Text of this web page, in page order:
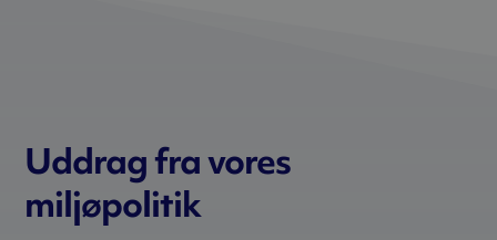
Uddrag fra vores
miljøpolitik